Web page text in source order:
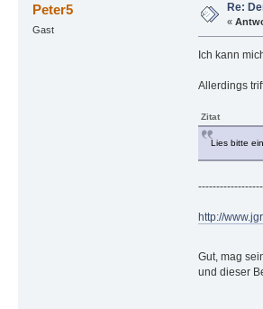
Peter5
Gast
Re:
«
Ich kann
Allerdings
Zitat
Lies bitte
http://
Gut, mag
und dieser